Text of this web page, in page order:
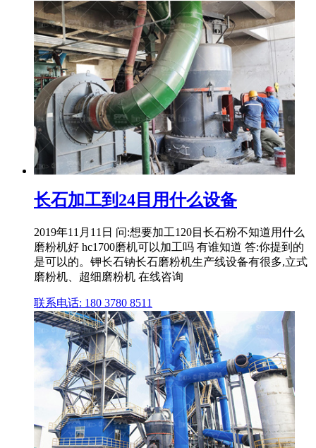
长石加工到24目用什么设备
2019年11月11日 问:想要加工120目长石粉不知道用什么
磨粉机好 hc1700磨机可以加工吗 有谁知道 答:你提到的
是可以的。钾长石钠长石磨粉机生产线设备有很多,立式
磨粉机、超细磨粉机 在线咨询
联系电话: 180 3780 8511